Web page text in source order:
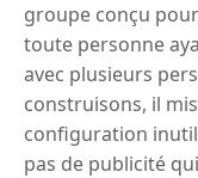
groupe conçu
toute personne
avec plusieurs
construisons, il
configuration
pas de publicité